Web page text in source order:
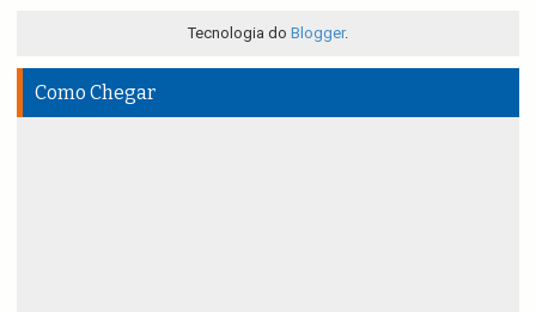
Tecnologia do Blogger.
Como Chegar